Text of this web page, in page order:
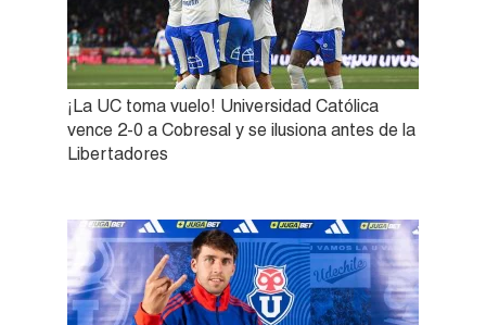
¡La UC toma vuelo! Universidad Católica
vence 2-0 a Cobresal y se ilusiona antes de la
Libertadores